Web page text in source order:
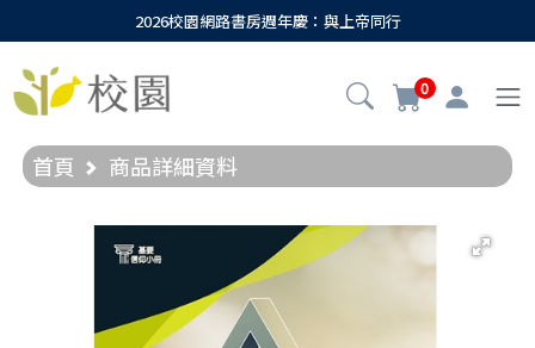
2026校園網路書房週年慶：與上帝同行
0
首頁 商品詳細資料